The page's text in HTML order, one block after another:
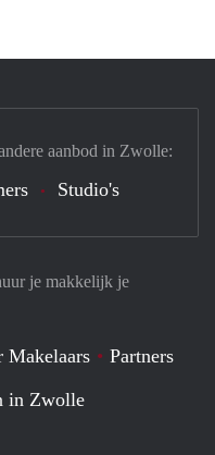
je makkelijk je
Makelaars
Partners
in Zwolle
aanbod in Zwolle:
Studio's